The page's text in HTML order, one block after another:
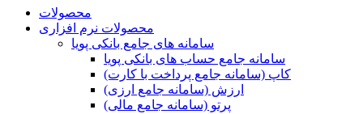
محصولات
محصولات نرم افزاری
سامانه های جامع بانکی پویا
سامانه جامع حساب های بانکی پویا
کاپ (سامانه جامع پرداخت با کارت)
ارزش (سامانه جامع ارزی)
پرتو (سامانه جامع مالی)